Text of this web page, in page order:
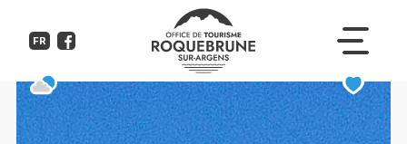
FR
Domaine de la Bergerie